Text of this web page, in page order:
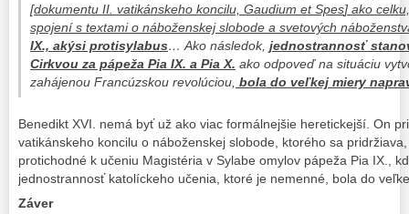
[dokumentu II. vatikánskeho koncilu, Gaudium et Spes] ako
spojení s textami o náboženskej slobode a svetových
IX., akýsi protisylabus… Ako následok, jednostrannosť
Cirkvou za pápeža Pia IX. a Pia X. ako odpoveď na situáciu
zahájenou Francúzskou revolúciou, bola do veľkej miery
Benedikt XVI. nemá byť už ako viac formálnejšie heretickejší. On
vatikánskeho koncilu o náboženskej slobode, ktorého sa pridržiava,
protichodné k učeniu Magistéria v Sylabe omylov pápeža Pia IX.,
jednostrannosť katolíckeho učenia, ktoré je nemenné, bola do
Záver